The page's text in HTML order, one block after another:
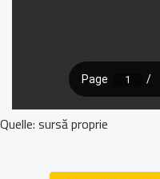
Quelle: sursă proprie